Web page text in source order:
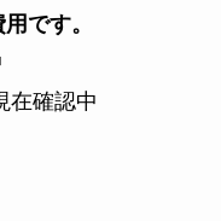
です。
在確認中